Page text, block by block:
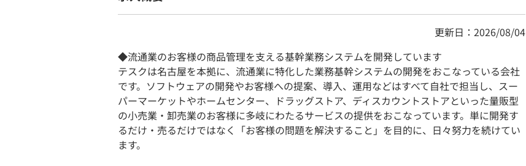
更新日：2026/08/04
◆流通業のお客様の商品管理を支える基幹業務システムを開発しています
テスクは名古屋を本拠に、流通業に特化した業務基幹システムの開発をおこなっている会社
です。ソフトウェアの開発やお客様への提案、導入、運用などはすべて自社で担当し、スー
パーマーケットやホームセンター、ドラッグストア、ディスカウントストアといった量販型
の小売業・卸売業のお客様に多岐にわたるサービスの提供をおこなっています。単に開発す
るだけ・売るだけではなく「お客様の問題を解決すること」を目的に、日々努力を続けてい
ます。